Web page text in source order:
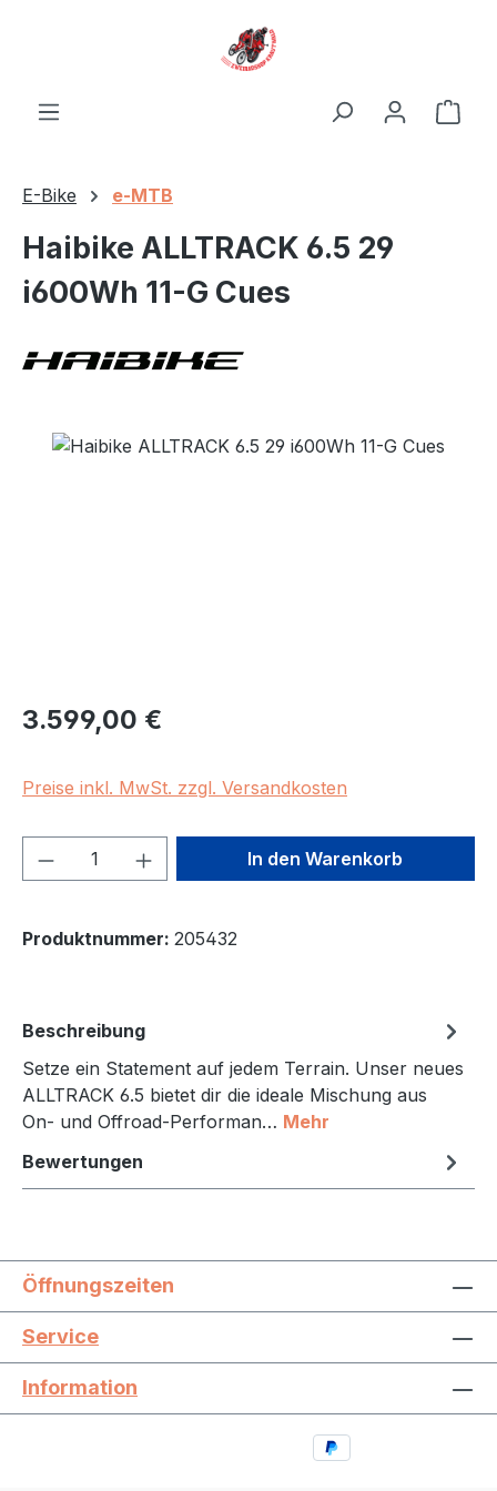
E-Bike e-MTB
Haibike ALLTRACK 6.5 29
i600Wh 11-G Cues
Bildergalerie überspringen
Regulärer Preis:
3.599,00 €
Preise inkl. MwSt. zzgl. Versandkosten
Produkt Anzahl: Gib denIn den Warenkorb
Produktnummer: 205432
Beschreibung
Setze ein Statement auf jedem Terrain. Unser neues
ALLTRACK 6.5 bietet dir die ideale Mischung aus
On- und Offroad-Performan… Mehr
Bewertungen
Öffnungszeiten
Service
Information